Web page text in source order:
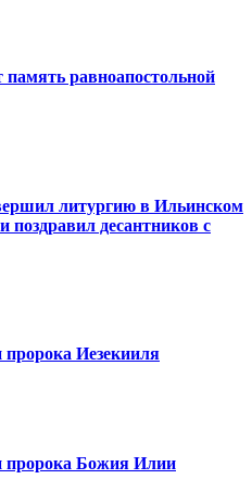
память равноапостольной
литургию в Ильинском
поздравил десантников с
пророка Иезекииля
пророка Божия Илии